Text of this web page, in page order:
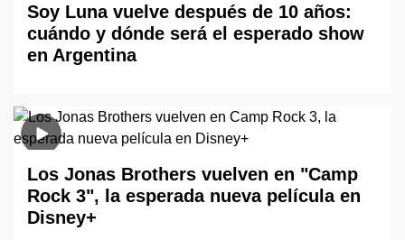
Soy Luna vuelve después de 10 años:
cuándo y dónde será el esperado show
en Argentina
Los Jonas Brothers vuelven en "Camp
Rock 3", la esperada nueva película en
Disney+